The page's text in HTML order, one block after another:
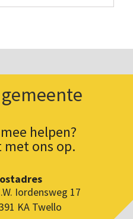
helpen?
met ons op.
Iordensweg 17
KA Twello